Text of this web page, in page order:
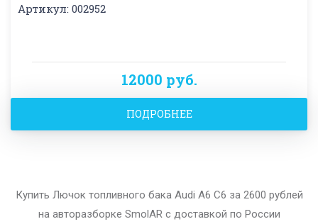
Артикул: 002952
12000 руб.
ПОДРОБНЕЕ
Купить Лючок топливного бака Audi A6 C6 за 2600 рублей
на авторазборке SmolAR с доставкой по России